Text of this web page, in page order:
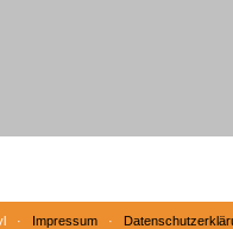
· Impressum ·